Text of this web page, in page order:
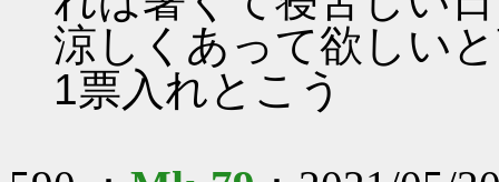
涼しくあって欲しい
1票入れとこう